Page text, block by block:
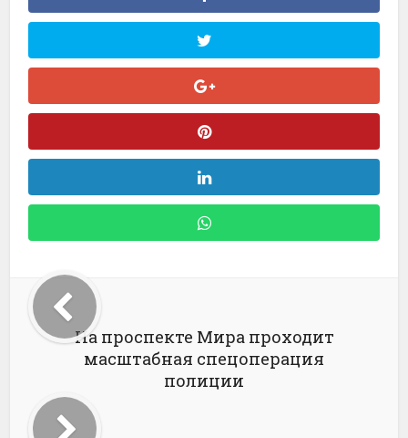
На проспекте Мира проходит
масштабная спецоперация
полиции